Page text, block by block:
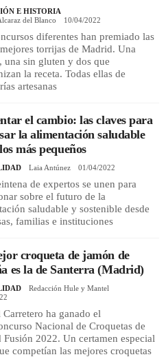
E HISTORIA
del Blanco
10/04/2022
diferentes han premiado las
torrijas de Madrid. Una
una sin gluten y dos que
la receta. Todas ellas de
artesanas
el cambio: las claves para
la alimentación saludable
más pequeños
Laia Antúnez 01/04/2022
de expertos se unen para
sobre el futuro de la
saludable y sostenible desde
familias e instituciones
croqueta de jamón de
es la de Santerra (Madrid)
Redacción Hule y Mantel
ha ganado el
Nacional de Croquetas de
Fusión 2022. Un certamen especial
competían las mejores croquetas